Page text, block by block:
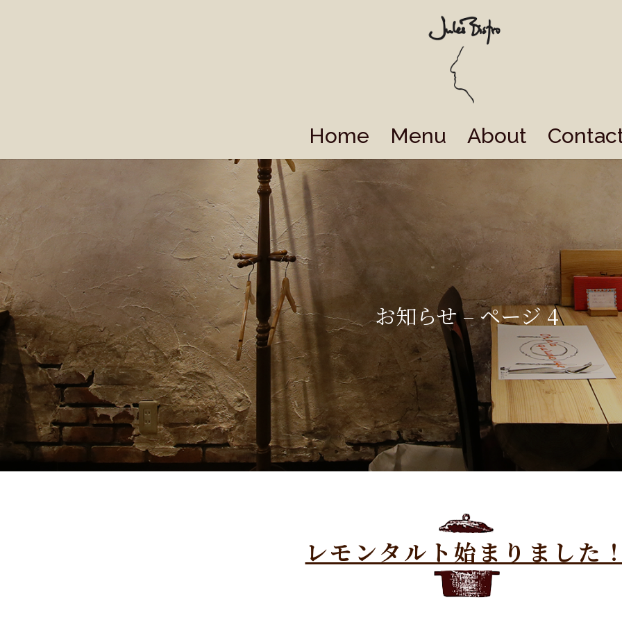
Home Menu About
お知らせ – ページ 4
レモンタルト始まりました